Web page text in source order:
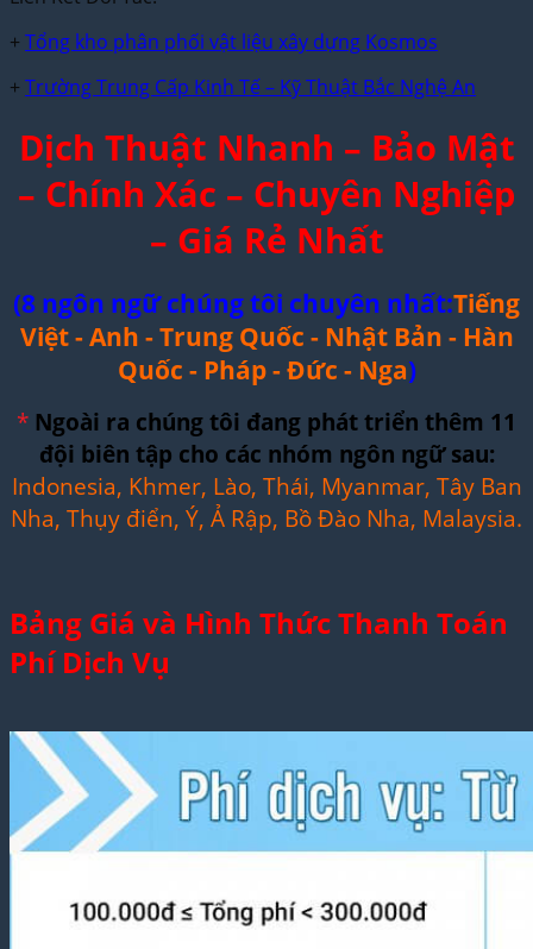
+ Tổng kho phân phối vật liệu xây dựng Kosmos
+ Trường Trung Cấp Kinh Tế – Kỹ Thuật Bắc Nghệ An
Dịch Thuật Nhanh – Bảo Mật
– Chính Xác – Chuyên Nghiệp
– Giá Rẻ Nhất
(8 ngôn ngữ chúng tôi chuyên nhất:Tiếng
Việt - Anh - Trung Quốc - Nhật Bản - Hàn
Quốc - Pháp - Đức - Nga)
* Ngoài ra chúng tôi đang phát triển thêm 11
đội biên tập cho các nhóm ngôn ngữ sau:
Indonesia, Khmer, Lào, Thái, Myanmar, Tây Ban
Nha, Thụy điển, Ý, Ả Rập, Bồ Đào Nha, Malaysia.
Bảng Giá và Hình Thức Thanh Toán
Phí Dịch Vụ